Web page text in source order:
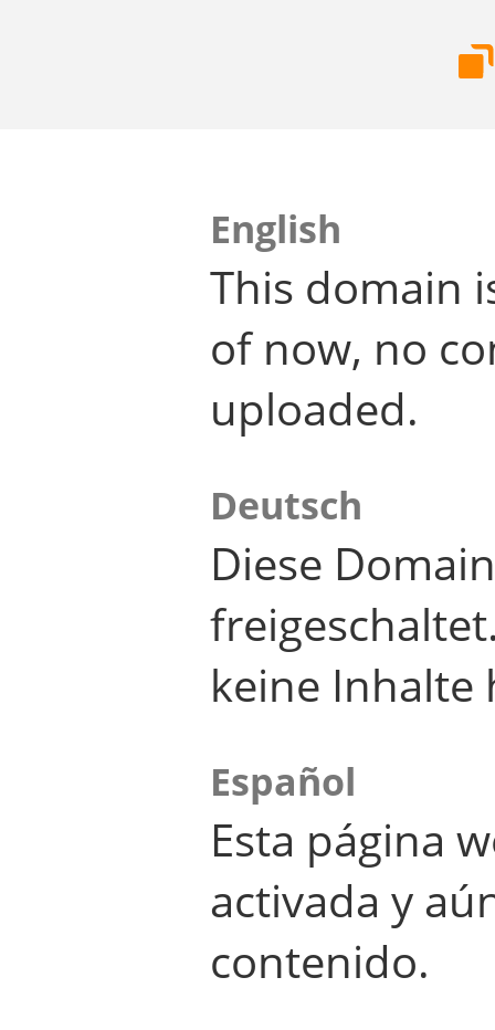
English
This domain
of now, no
uploaded.
Deutsch
Diese
keine Inhalte
Español
Esta página
activada y
contenido.